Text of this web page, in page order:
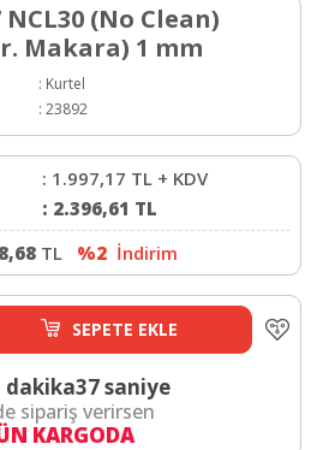
(No Clean)
Makara) 1 mm
: Kurtel
: 23892
: 1.997,17 TL + KDV
: 2.396,61 TL
TL %2 İndirim
SEPETE EKLE
dakika37 saniye
sipariş verirsen
KARGODA